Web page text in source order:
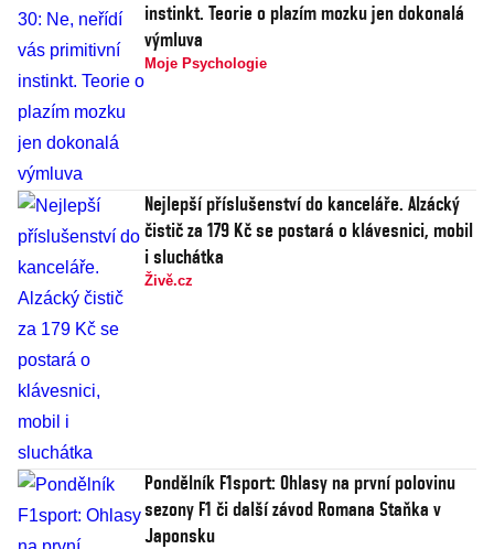
instinkt. Teorie o plazím mozku jen dokonalá
výmluva
Moje Psychologie
Nejlepší příslušenství do kanceláře. Alzácký
čistič za 179 Kč se postará o klávesnici, mobil
i sluchátka
Živě.cz
Pondělník F1sport: Ohlasy na první polovinu
sezony F1 či další závod Romana Staňka v
Japonsku